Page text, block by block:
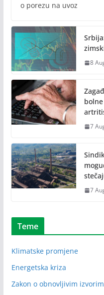
o porezu na uvoz
8
7
7
Teme
Klimatske promjene
Energetska kriza
Zakon o obnovljivim